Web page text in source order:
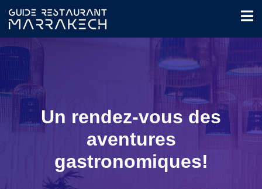
Un rendez-vous des
aventures
gastronomiques!